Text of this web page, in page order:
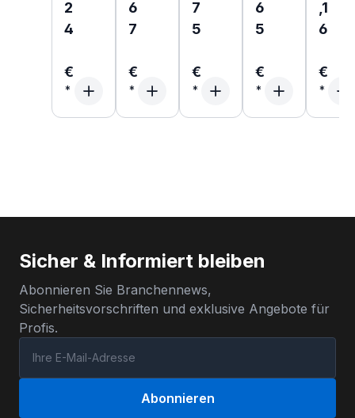
2
4
€
6
7
€
7
5
€
6
5
€
,1
6
€
Sicher & Informiert bleiben
Abonnieren Sie Branchennews,
Sicherheitsvorschriften und exklusive Angebote für
Profis.
Abonnieren